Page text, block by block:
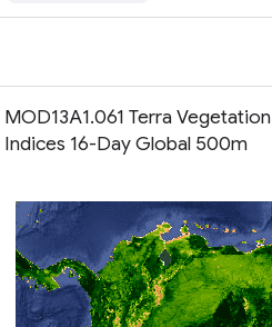
MOD13A1.061 Terra Vegetation
Indices 16-Day Global 500m